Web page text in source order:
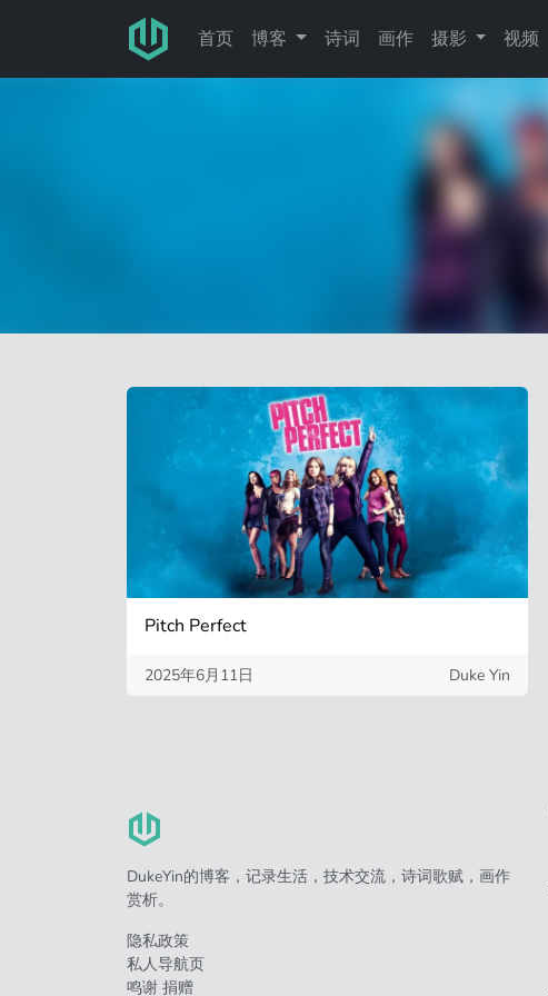
首页
博客 诗词 画作 摄影 视频
Pitch Perfect
2025年6月11日 Duke Yin
DukeYin的博客，记录生活，技术交流，诗词歌赋，画作
赏析。
隐私政策
私人导航页
鸣谢 捐赠